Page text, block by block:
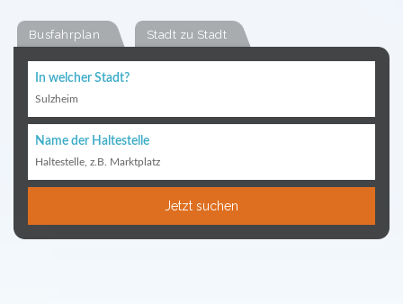
Busfahrplan Stadt zu Stadt
In welcher Stadt?
Sulzheim
Name der Haltestelle
Haltestelle, z.B. Marktplatz
Jetzt suchen